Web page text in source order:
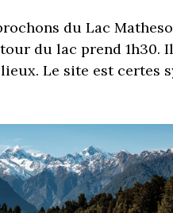
du Lac
du lac prend 1h30.
Le site est certes